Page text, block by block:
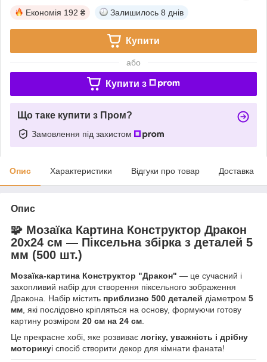
Економія 192 ₴ Залишилось 8 днів
Купити
або
Купити з
Що таке купити з Пром?
Замовлення під захистом
Опис Характеристики Відгуки про товар Доставка
Опис
🧩 Мозаїка Картина Конструктор Дракон
20x24 см — Піксельна збірка з деталей 5
мм (500 шт.)
Мозаїка-картина Конструктор "Дракон" — це сучасний і
захопливий набір для створення піксельного зображення
Дракона. Набір містить приблизно 500 деталей діаметром 5
мм, які послідовно кріпляться на основу, формуючи готову
картину розміром 20 см на 24 см.
Це прекрасне хобі, яке розвиває логіку, уважність і дрібну
моторикуі спосіб створити декор для кімнати фаната!